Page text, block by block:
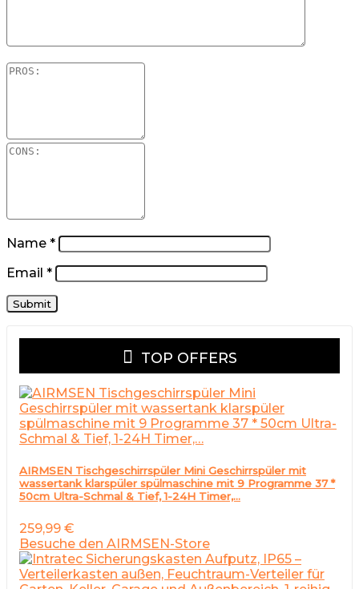
Name *
Email *
TOP OFFERS
AIRMSEN Tischgeschirrspüler Mini Geschirrspüler mit
wassertank klarspüler spülmaschine mit 9 Programme 37 *
50cm Ultra-Schmal & Tief, 1-24H Timer,…
259,99 €
Besuche den AIRMSEN-Store